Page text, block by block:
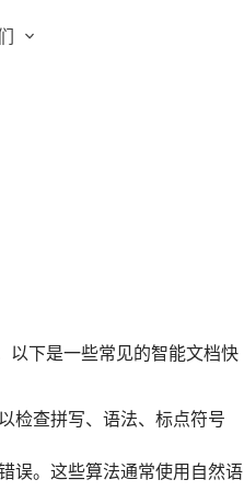
以下是一些常见的智能文档快
检查拼写、语法、标点符号
误。这些算法通常使用自然语